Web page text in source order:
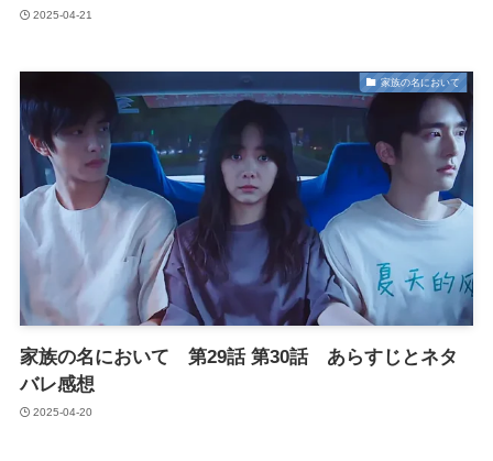
2025-04-21
家族の名において
家族の名において 第29話 第30話 あらすじとネタ
バレ感想
2025-04-20